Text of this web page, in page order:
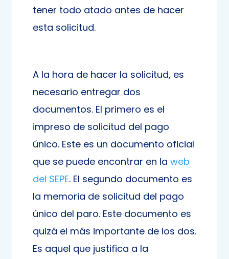
tener todo atado antes de hacer
esta solicitud.
A la hora de hacer la solicitud, es
necesario entregar dos
documentos. El primero es el
impreso de solicitud del pago
único. Este es un documento oficial
que se puede encontrar en la web
del SEPE. El segundo documento es
la memoria de solicitud del pago
único del paro. Este documento es
quizá el más importante de los dos.
Es aquel que justifica a la